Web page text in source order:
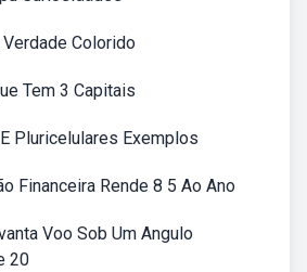
Colorido
Tem 3 Capitais
Pluricelulares Exemplos
Financeira Rende 8 5 Ao Ano
Voo Sob Um Angulo
20